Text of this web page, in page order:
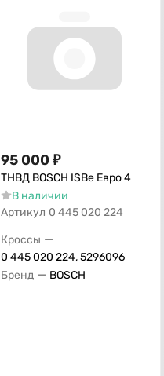
95 000 ₽
ТНВД BOSCH ISBe Eвро 4
В наличии
Артикул 0 445 020 224
Кроссы —
0 445 020 224, 5296096
Бренд — BOSCH